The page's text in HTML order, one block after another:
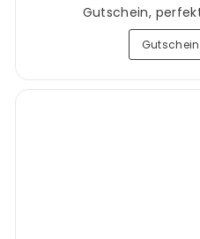
Gutschein,